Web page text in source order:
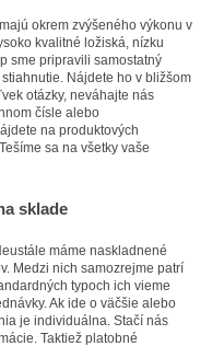
okrem zvýšeného výkonu v
kvalitné ložiská, nízku
sme pripravili samostatný
Nájdete ho v bližšom
otázky, neváhajte nás
čísle alebo
na produktových
sa na všetky vaše
sklade
máme naskladnené
Medzi nich samozrejme patrí
typoch ich vieme
Ak ide o väčšie alebo
je individuálna. Stačí nás
Taktiež platobné